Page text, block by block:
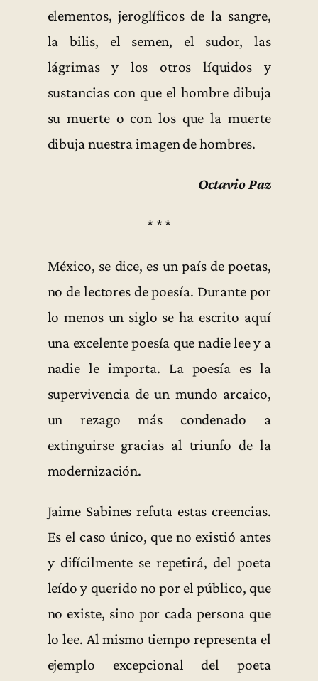
elementos, jeroglíficos de la sangre,
la bilis, el semen, el sudor, las
lágrimas y los otros líquidos y
sustancias con que el hombre dibuja
su muerte o con los que la muerte
dibuja nuestra imagen de hombres.
Octavio Paz
* * *
México, se dice, es un país de poetas,
no de lectores de poesía. Durante por
lo menos un siglo se ha escrito aquí
una excelente poesía que nadie lee y a
nadie le importa. La poesía es la
supervivencia de un mundo arcaico,
un rezago más condenado a
extinguirse gracias al triunfo de la
modernización.
Jaime Sabines refuta estas creencias.
Es el caso único, que no existió antes
y difícilmente se repetirá, del poeta
leído y querido no por el público, que
no existe, sino por cada persona que
lo lee. Al mismo tiempo representa el
ejemplo excepcional del poeta